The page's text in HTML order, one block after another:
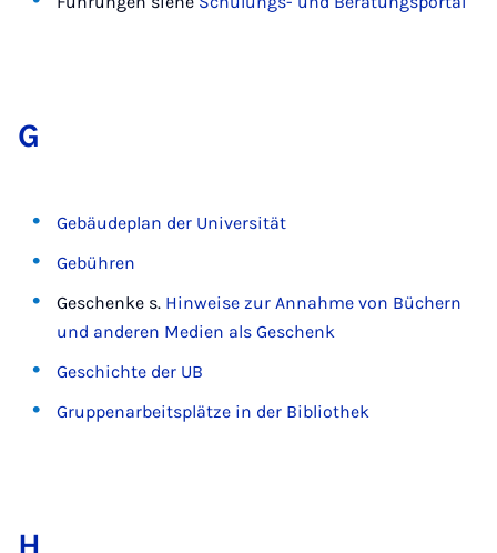
G
Gebäudeplan der Universität
Gebühren
Geschenke s. Hinweise zur Annahme von Büchern
und anderen Medien als Geschenk
Geschichte der UB
Gruppenarbeitsplätze in der Bibliothek
H